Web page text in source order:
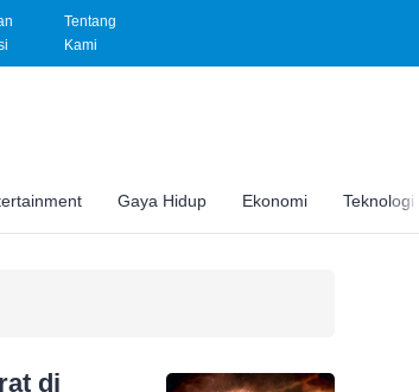
Tentang
Kami
Gaya Hidup Ekonomi Teknologi
di